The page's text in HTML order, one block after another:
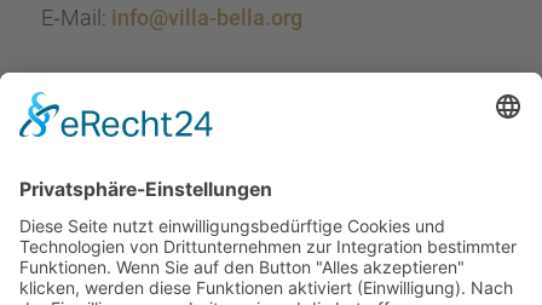
E‑Mail: info@villa-bella.org
ÖFFNUNGS­ZEI­TEN
Mo-Do: 09:00 — 20:00 Uhr
Fr: 09:00 — 18:00 Uhr